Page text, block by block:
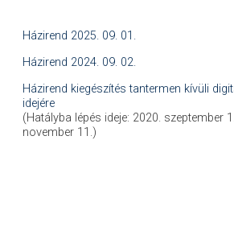
Házirend 2025. 09. 01.
Házirend 2024. 09. 02.
Házirend kiegészítés tantermen kívüli
idejére
(Hatályba lépés ideje: 2020. szeptember
november 11.)